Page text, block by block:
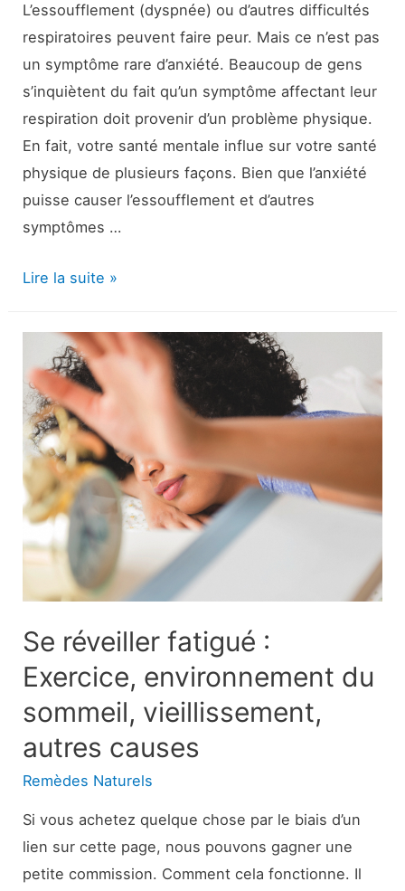
L’essoufflement (dyspnée) ou d’autres difficultés
respiratoires peuvent faire peur. Mais ce n’est pas
un symptôme rare d’anxiété. Beaucoup de gens
s’inquiètent du fait qu’un symptôme affectant leur
respiration doit provenir d’un problème physique.
En fait, votre santé mentale influe sur votre santé
physique de plusieurs façons. Bien que l’anxiété
puisse causer l’essoufflement et d’autres
symptômes …
Essoufflement
anxiété
Symptômes,
causes
et
traitement
Lire la suite »
Se réveiller fatigué :
Exercice, environnement du
sommeil, vieillissement,
autres causes
Remèdes Naturels
Si vous achetez quelque chose par le biais d’un
lien sur cette page, nous pouvons gagner une
petite commission. Comment cela fonctionne. Il